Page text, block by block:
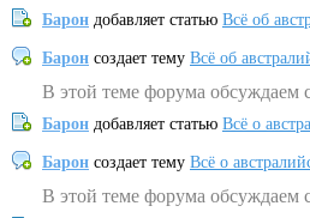
Барон добавляет статью Всё об
Барон создает тему Всё об
В этой теме форума обсуждаем
Барон добавляет статью Всё о
Барон создает тему Всё о
В этой теме форума обсуждаем